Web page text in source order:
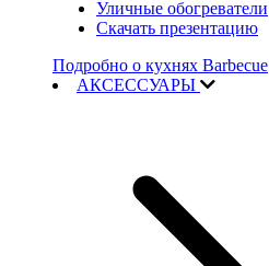
Уличные обогреватели
Скачать презентацию
Подробно о кухнях Barbecue
АКСЕССУАРЫ